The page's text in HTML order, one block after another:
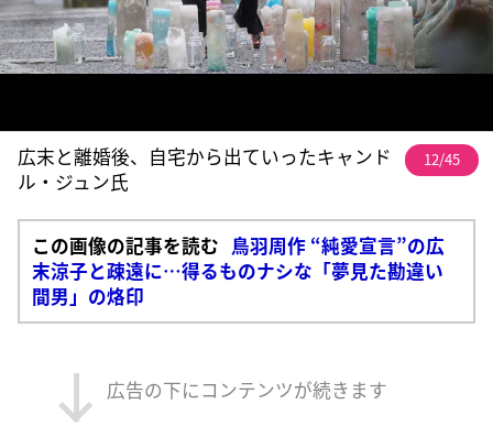
広末と離婚後、自宅から出ていったキャンド
ル・ジュン氏
12/45
この画像の記事を読む 鳥羽周作 “純愛宣言”の広
末涼子と疎遠に…得るものナシな「夢見た勘違い
間男」の烙印
広告の下にコンテンツが続きます